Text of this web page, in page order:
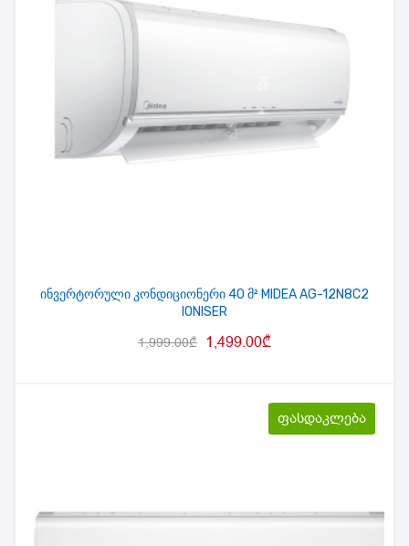
ინვერტორული კონდიციონერი 40 მ² MIDEA AG-12N8C2
IONISER
1,999.00₾ 1,499.00₾
ფასდაკლება